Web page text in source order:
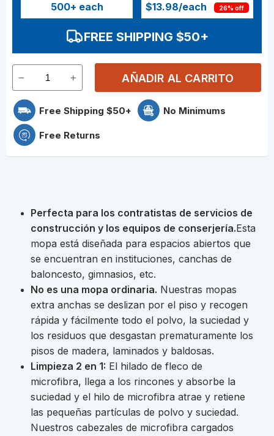
500+ each $13.98/each 26% off
FREE SHIPPING $50+
AÑADIR AL CARRITO
Free Shipping $50+ No Minimums
Free Returns
Perfecta para los contratistas de servicios de
construcción y los equipos de conserjería.Esta
mopa está diseñada para espacios abiertos que
se encuentran en instituciones, canchas de
baloncesto, gimnasios, etc.
No es una mopa ordinaria. Nuestras mopas
extra anchas se deslizan por el piso y recogen
rápida y fácilmente todo el polvo, la suciedad y
los residuos que desgastan prematuramente los
pisos de madera, laminados y baldosas.
Limpieza 2 en 1: El hilado de fleco de
microfibra, llega a los rincones y absorbe la
suciedad y el hilo de microfibra atrae y retiene
las pequeñas partículas de polvo y suciedad.
Nuestros cabezales de microfibra cargados